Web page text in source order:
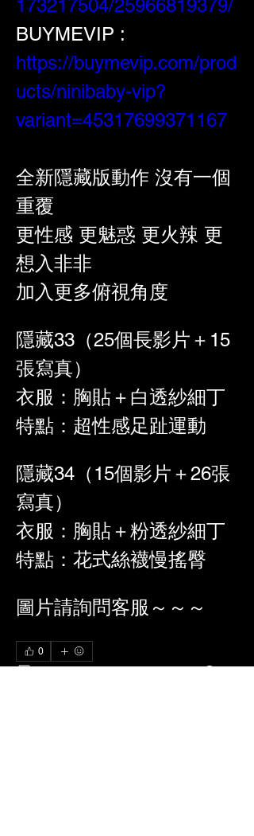
173217504/25966819379/
https://buymevip.com/prod
ucts/ninibaby-vip?
variant=45317699371167
全新隱藏版動作 沒有一個
重覆
更性感 更魅惑 更火辣 更
想入非非
加入更多俯視角度
隱藏33（25個長影片＋15
張寫真）
衣服：胸貼＋白透紗細丁
特點：超性感足趾運動
隱藏34（15個影片＋26張
寫真）
衣服：胸貼＋粉透紗細丁
特點：花式絲襪慢搖臀
圖片請詢問客服～～～
0
0 685